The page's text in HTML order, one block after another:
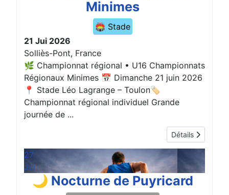
Minimes
🏟️ Stade
21 Jui 2026
Solliès-Pont, France
🌿 Championnat régional • U16 Championnats
Régionaux Minimes 📅 Dimanche 21 juin 2026
📍 Stade Léo Lagrange – Toulon🏷️
Championnat régional individuel Grande
journée de ...
Détails
27
Jui
🌙 Nocturne de Puyricard